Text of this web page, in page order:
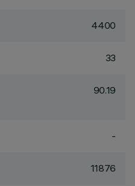
4400
33
90.19
-
11876